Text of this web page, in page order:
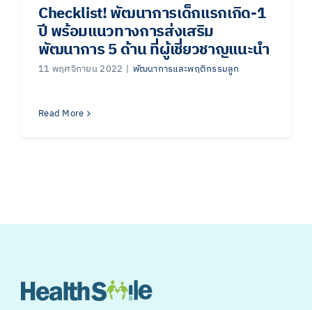
Checklist! พัฒนาการเด็กแรกเกิด-1
ปี พร้อมแนวทางการส่งเสริม
พัฒนาการ 5 ด้าน ที่ผู้เชี่ยวชาญแนะนำ
11 พฤศจิกายน 2022 | พัฒนาการและพฤติกรรมลูก
Read More